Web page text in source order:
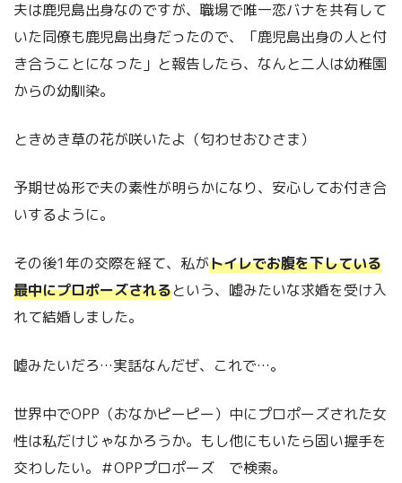
夫は鹿児島出身なのですが、職場で唯一恋バナを共有して
いた同僚も鹿児島出身だったので、「鹿児島出身の人と付
き合うことになった」と報告したら、なんと二人は幼稚園
からの幼馴染。
ときめき草の花が咲いたよ（匂わせおひさま）
予期せぬ形で夫の素性が明らかになり、安心してお付き合
いするように。
その後1年の交際を経て、私がトイレでお腹を下している
最中にプロポーズされるという、嘘みたいな求婚を受け入
れて結婚しました。
嘘みたいだろ…実話なんだぜ、これで…。
世界中でOPP（おなかピーピー）中にプロポーズされた女
性は私だけじゃなかろうか。もし他にもいたら固い握手を
交わしたい。＃OPPプロポーズ で検索。